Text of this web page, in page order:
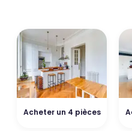
Acheter un 4 pièces